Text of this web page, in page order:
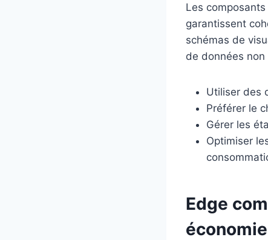
Les
garantissent
schémas de
de données
Utiliser des
Préférer le
Gérer les
Optimiser
Edge